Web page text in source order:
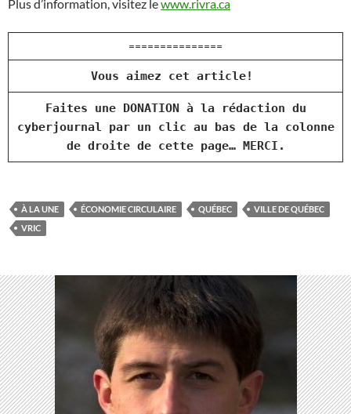
Plus d’information, visitez lewww.rivra.ca
===============
Vous aimez cet article!
Faites une DONATION à la rédaction du
cyberjournal par un clic au bas de la colonne
de droite de cette page… MERCI.
À LA UNE ÉCONOMIE CIRCULAIRE QUÉBEC
VILLE DE QUÉBEC
VRIC